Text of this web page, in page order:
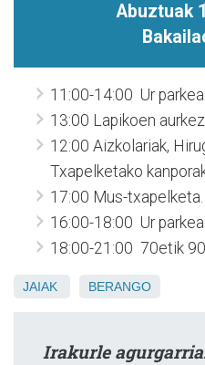
Abuztuak
11:00-14:00 Ur parkea.
13:00 Lapikoen
12:00 Aizkolariak,
Txapelketako
17:00 Mus-txapelketa.
16:00-18:00 Ur parkea.
18:00-21:00 70etik
JAIAK BERANGO
Irakurle